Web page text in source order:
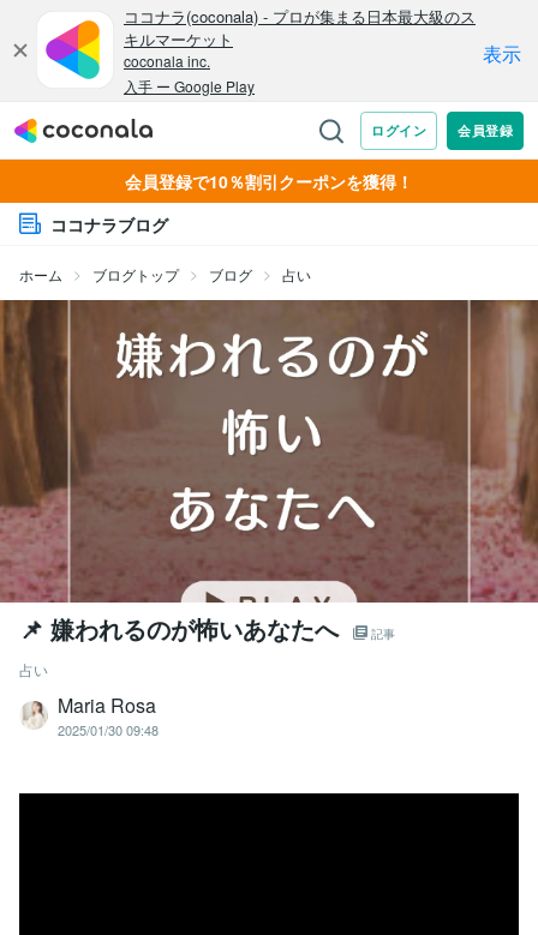
会員登録で10％割引クーポンを獲得！
ココナラブログ
ホーム ブログトップ ブログ 占い
📌 嫌われるのが怖いあなたへ 記事
占い
Maria Rosa
2025/01/30 09:48